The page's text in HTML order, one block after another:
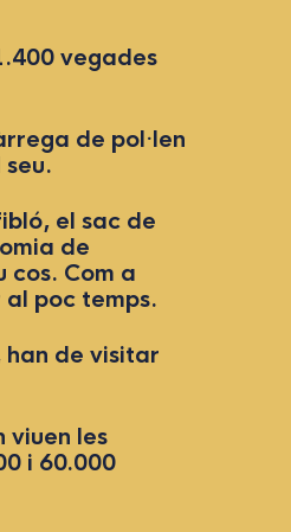
vegades
de pol·len
el sac de
de
cos. Com a
al poc temps.
han de visitar
viuen les
i 60.000